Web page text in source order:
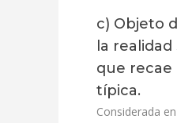
c) Objeto
la
que recae
típica.
Considerada